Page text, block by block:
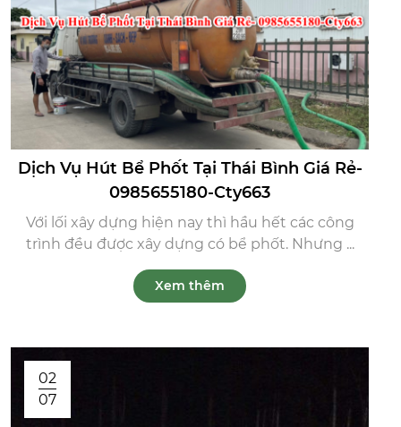
Dịch Vụ Hút Bể Phốt Tại Thái Bình Giá Rẻ-
0985655180-Cty663
Với lối xây dựng hiện nay thì hầu hết các công
trình đều được xây dựng có bể phốt. Nhưng ...
Xem thêm
02
07